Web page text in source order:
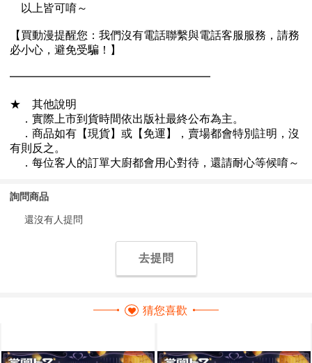
詢問商品
還沒有人提問
去提問
猜您喜歡